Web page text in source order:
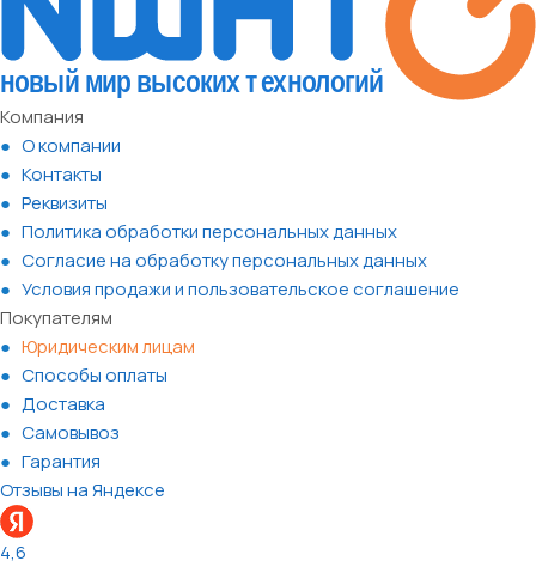
Компания
О компании
Контакты
Реквизиты
Политика обработки персональных данных
Согласие на обработку персональных данных
Условия продажи и пользовательское соглашение
Покупателям
Юридическим лицам
Способы оплаты
Доставка
Самовывоз
Гарантия
Отзывы на Яндексе
4,6